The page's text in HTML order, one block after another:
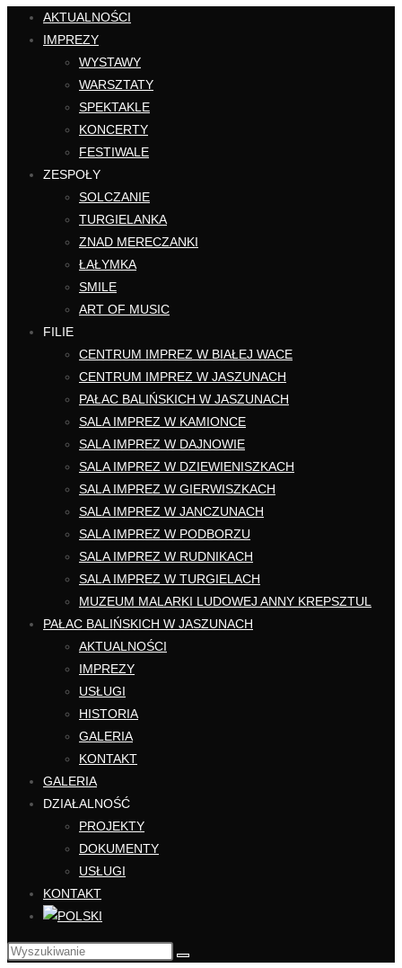
AKTUALNOŚCI
IMPREZY
WYSTAWY
WARSZTATY
SPEKTAKLE
KONCERTY
FESTIWALE
ZESPOŁY
SOLCZANIE
TURGIELANKA
ZNAD MERECZANKI
ŁAŁYMKA
SMILE
ART OF MUSIC
FILIE
CENTRUM IMPREZ W BIAŁEJ WACE
CENTRUM IMPREZ W JASZUNACH
PAŁAC BALIŃSKICH W JASZUNACH
SALA IMPREZ W KAMIONCE
SALA IMPREZ W DAJNOWIE
SALA IMPREZ W DZIEWIENISZKACH
SALA IMPREZ W GIERWISZKACH
SALA IMPREZ W JANCZUNACH
SALA IMPREZ W PODBORZU
SALA IMPREZ W RUDNIKACH
SALA IMPREZ W TURGIELACH
MUZEUM MALARKI LUDOWEJ ANNY KREPSZTUL
PAŁAC BALIŃSKICH W JASZUNACH
AKTUALNOŚCI
IMPREZY
USŁUGI
HISTORIA
GALERIA
KONTAKT
GALERIA
DZIAŁALNOŚĆ
PROJEKTY
DOKUMENTY
USŁUGI
KONTAKT